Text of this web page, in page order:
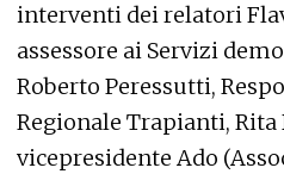
interventi dei relatori
assessore ai Servizi
Roberto Peressutti,
Regionale Trapianti, Rita
vicepresidente Ado